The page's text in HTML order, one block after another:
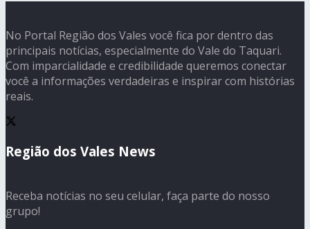
No Portal Região dos Vales você fica por dentro das
principais notícias, especialmente do Vale do Taquari.
Com imparcialidade e credibilidade queremos conectar
você a informações verdadeiras e inspirar com histórias
reais.
Região dos Vales News
Receba notícias no seu celular, faça parte do nosso
grupo!